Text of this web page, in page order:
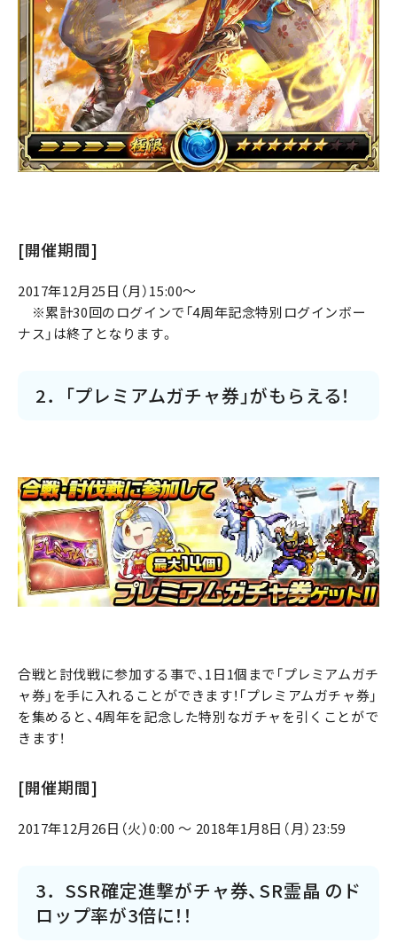
[開催期間]
2017年12月25日（月）15:00～
※累計30回のログインで「4周年記念特別ログインボー
ナス」は終了となります。
2．「プレミアムガチャ券」がもらえる！
合戦と討伐戦に参加する事で、1日1個まで「プレミアムガチ
ャ券」を手に入れることができます！「プレミアムガチャ券」
を集めると、4周年を記念した特別なガチャを引くことがで
きます！
[開催期間]
2017年12月26日（火）0:00 ～ 2018年1月8日（月）23:59
3．SSR確定進撃がチャ券、SR霊晶 のド
ロップ率が3倍に！！